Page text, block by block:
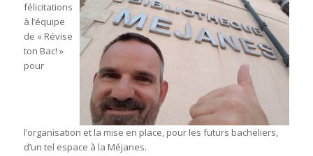
félicitations
à l’équipe
de « Révise
ton Bac! »
pour
l’organisation et la mise en place, pour les futurs bacheliers,
d’un tel espace à la Méjanes.